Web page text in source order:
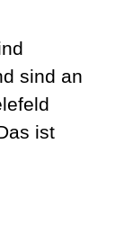
sind an
ist